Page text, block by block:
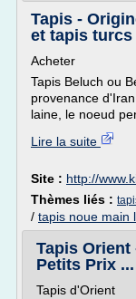
Tapis -
et tapis turcs
Acheter
Tapis Beluch ou
provenance
laine, le noeud
Lire la suite
Site : http://
Thèmes liés :
/ tapis noue main
Tapis Orient
Petits Prix ...
Tapis d'Orient